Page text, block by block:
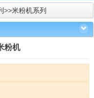
>>米粉机系列
粉机